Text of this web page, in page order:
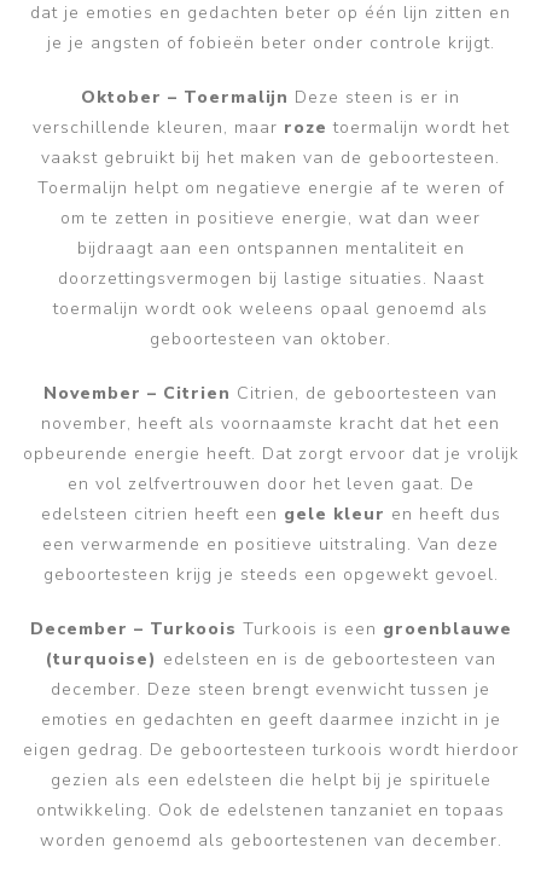
dat je emoties en gedachten beter op één lijn zitten en
je je angsten of fobieën beter onder controle krijgt.
Oktober – Toermalijn Deze steen is er in
verschillende kleuren, maar roze toermalijn wordt het
vaakst gebruikt bij het maken van de geboortesteen.
Toermalijn helpt om negatieve energie af te weren of
om te zetten in positieve energie, wat dan weer
bijdraagt aan een ontspannen mentaliteit en
doorzettingsvermogen bij lastige situaties. Naast
toermalijn wordt ook weleens opaal genoemd als
geboortesteen van oktober.
November – Citrien Citrien, de geboortesteen van
november, heeft als voornaamste kracht dat het een
opbeurende energie heeft. Dat zorgt ervoor dat je vrolijk
en vol zelfvertrouwen door het leven gaat. De
edelsteen citrien heeft een gele kleur en heeft dus
een verwarmende en positieve uitstraling. Van deze
geboortesteen krijg je steeds een opgewekt gevoel.
December – Turkoois Turkoois is een groenblauwe
(turquoise) edelsteen en is de geboortesteen van
december. Deze steen brengt evenwicht tussen je
emoties en gedachten en geeft daarmee inzicht in je
eigen gedrag. De geboortesteen turkoois wordt hierdoor
gezien als een edelsteen die helpt bij je spirituele
ontwikkeling. Ook de edelstenen tanzaniet en topaas
worden genoemd als geboortestenen van december.